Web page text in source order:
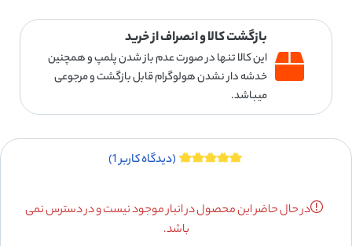
بازگشت کالا و انصراف از خرید
این کالا تنها در صورت عدم باز شدن پلمپ و همچنین
خدشه دار نشدن هولوگرام قابل بازگشت و مرجوعی
میباشد.
(دیدگاه کاربر1
)
در حال حاضر این محصول در انبار موجود نیست و در دسترس نمی
باشد.